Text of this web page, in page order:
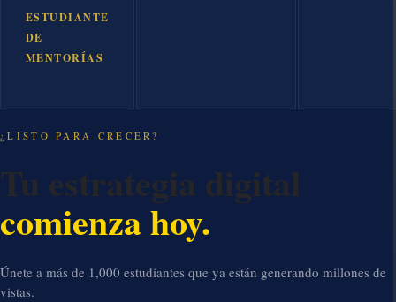
ESTUDIANTE
DE
MENTORÍAS
¿LISTO PARA CRECER?
Tu estrategia digital
comienza hoy.
Únete a más de 1,000 estudiantes que ya están generando millones de
vistas.